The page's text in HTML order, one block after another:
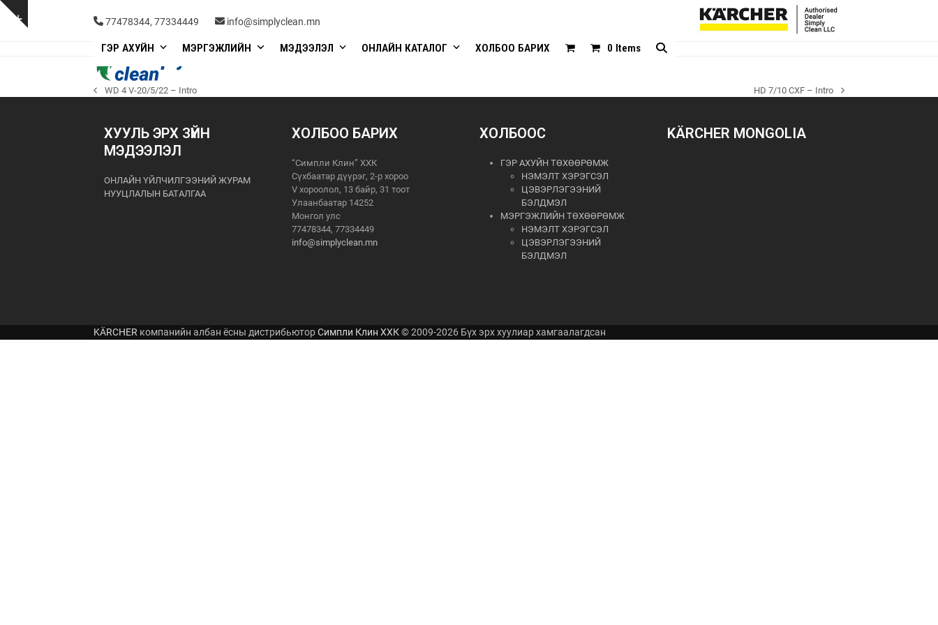
Skip
Show
77478344, 77334449 info@simplyclean.mn
ГЭР АХУЙН МЭРГЭЖЛИЙН МЭДЭЭЛЭЛ ОНЛАЙН КАТАЛОГ ХОЛБОО БАРИХ 0 Items
previous
WD 4 V-20/5/22 – Intro
next
HD 7/10 CXF – Intro
ХУУЛЬ ЭРХ ЗҮЙН
МЭДЭЭЛЭЛ
ОНЛАЙН ҮЙЛЧИЛГЭЭНИЙ ЖУРАМ
НУУЦЛАЛЫН БАТАЛГАА
ХОЛБОО БАРИХ
“Симпли Клин” ХХК
Сүхбаатар дүүрэг, 2-р хороо
V хороолол, 13 байр, 31 тоот
Улаанбаатар 14252
Монгол улс
77478344, 77334449
info@simplyclean.mn
ХОЛБООС
ГЭР АХУЙН ТӨХӨӨРӨМЖ
НЭМЭЛТ ХЭРЭГСЭЛ
ЦЭВЭРЛЭГЭЭНИЙ
БЭЛДМЭЛ
МЭРГЭЖЛИЙН ТӨХӨӨРӨМЖ
НЭМЭЛТ ХЭРЭГСЭЛ
ЦЭВЭРЛЭГЭЭНИЙ
БЭЛДМЭЛ
KÄRCHER MONGOLIA
KÄRCHER компанийн албан ёсны дистрибьюторСимпли Клин ХХК© 2009-2026 Бүх эрх хуулиар хамгаалагдсан